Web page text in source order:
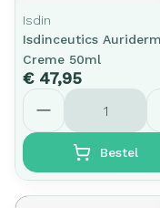
Isdin
Isdinceutics Auriderm
Creme 50ml
€ 47,95
Aantal
Bestel